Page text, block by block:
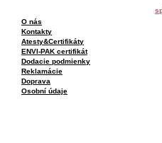
O nás
Kontakty
Atesty&Certifikáty
ENVI-PAK certifikát
Dodacie podmienky
Reklamácie
Doprava
Osobní údaje